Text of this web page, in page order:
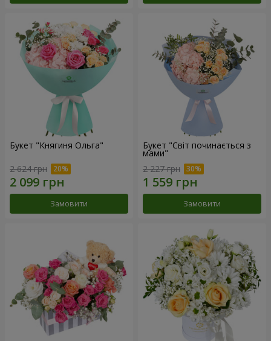
Букет "Княгиня Ольга"
2 624 грн
Замовити
Букет "Світ починається з
мами"
2 227 грн
Замовити